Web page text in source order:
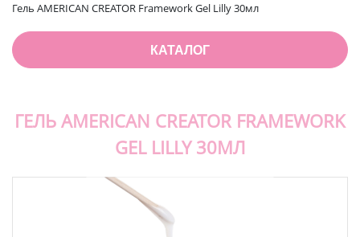
Гель AMERICAN CREATOR Framework Gel Lilly 30мл
КАТАЛОГ
ГЕЛЬ AMERICAN CREATOR FRAMEWORK
GEL LILLY 30МЛ